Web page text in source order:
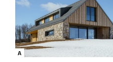
A